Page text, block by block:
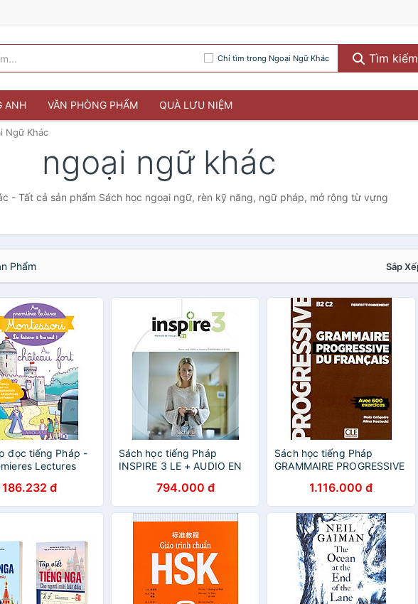
Chỉ tìm trong Ngoại Ngữ Khác Tìm kiếm
ANH VĂN PHÒNG PHẨM QUÀ LƯU NIỆM
Ngữ Khác
ngoại ngữ khác
- Tất cả sản phẩm Sách học ngoại ngữ, rèn kỹ năng, ngữ pháp, mở rộng từ vựng
Phẩm Sắp
đọc tiếng Pháp -
Lectures
Fort
186.232 đ
Sách học tiếng Pháp
INSPIRE 3 LE + AUDIO EN
794.000 đ
Sách học tiếng Pháp
GRAMMAIRE PROGRESSIVE
PERFECTIONNEMENT2ED
1.116.000 đ